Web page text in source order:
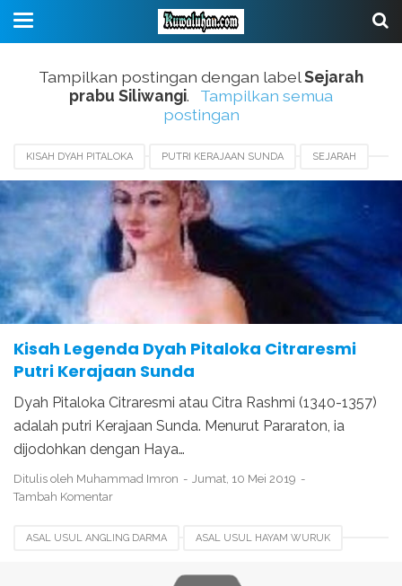
Tampilkan postingan dengan labelSejarah
prabu Siliwangi.
Tampilkan semua
postingan
KISAH DYAH PITALOKA PUTRI KERAJAAN SUNDA SEJARAH
SEJARAH PRABU SILIWANGI
Kisah Legenda Dyah Pitaloka Citraresmi
Putri Kerajaan Sunda
Dyah Pitaloka Citraresmi atau Citra Rashmi (1340-1357)
adalah putri Kerajaan Sunda. Menurut Pararaton, ia
dijodohkan dengan Haya…
Ditulis oleh Muhammad Imron
Jumat, 10 Mei 2019
Tambah Komentar
ASAL USUL ANGLING DARMA ASAL USUL HAYAM WURUK